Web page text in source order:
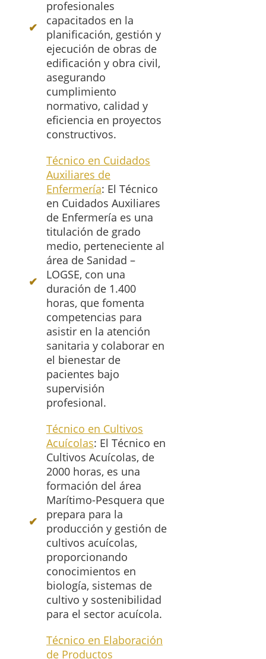
profesionales
capacitados en la
planificación, gestión y
ejecución de obras de
edificación y obra civil,
asegurando
cumplimiento
normativo, calidad y
eficiencia en proyectos
constructivos.
Técnico en Cuidados
Auxiliares de
Enfermería: El Técnico
en Cuidados Auxiliares
de Enfermería es una
titulación de grado
medio, perteneciente al
área de Sanidad –
LOGSE, con una
duración de 1.400
horas, que fomenta
competencias para
asistir en la atención
sanitaria y colaborar en
el bienestar de
pacientes bajo
supervisión
profesional.
Técnico en Cultivos
Acuícolas: El Técnico en
Cultivos Acuícolas, de
2000 horas, es una
formación del área
Marítimo-Pesquera que
prepara para la
producción y gestión de
cultivos acuícolas,
proporcionando
conocimientos en
biología, sistemas de
cultivo y sostenibilidad
para el sector acuícola.
Técnico en Elaboración
de Productos